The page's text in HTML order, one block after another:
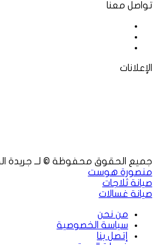
تواصل معنا
الإعلانات
جميع الحقوق محفوظة © لــ جريدة
منصورة هوست
صيانة ثلاجات
صيانة غسالات
من نحن
سياسة الخصوصية
إتصل بنا